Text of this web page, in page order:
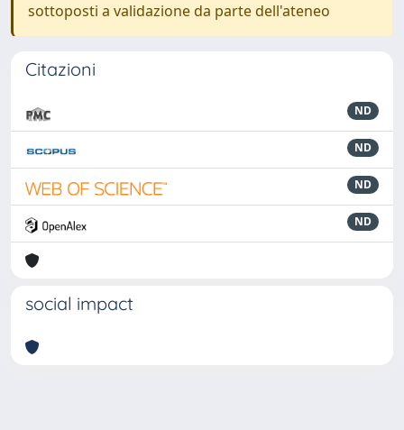
sottoposti a validazione da parte dell'ateneo
Citazioni
ND
ND
ND
ND
social impact